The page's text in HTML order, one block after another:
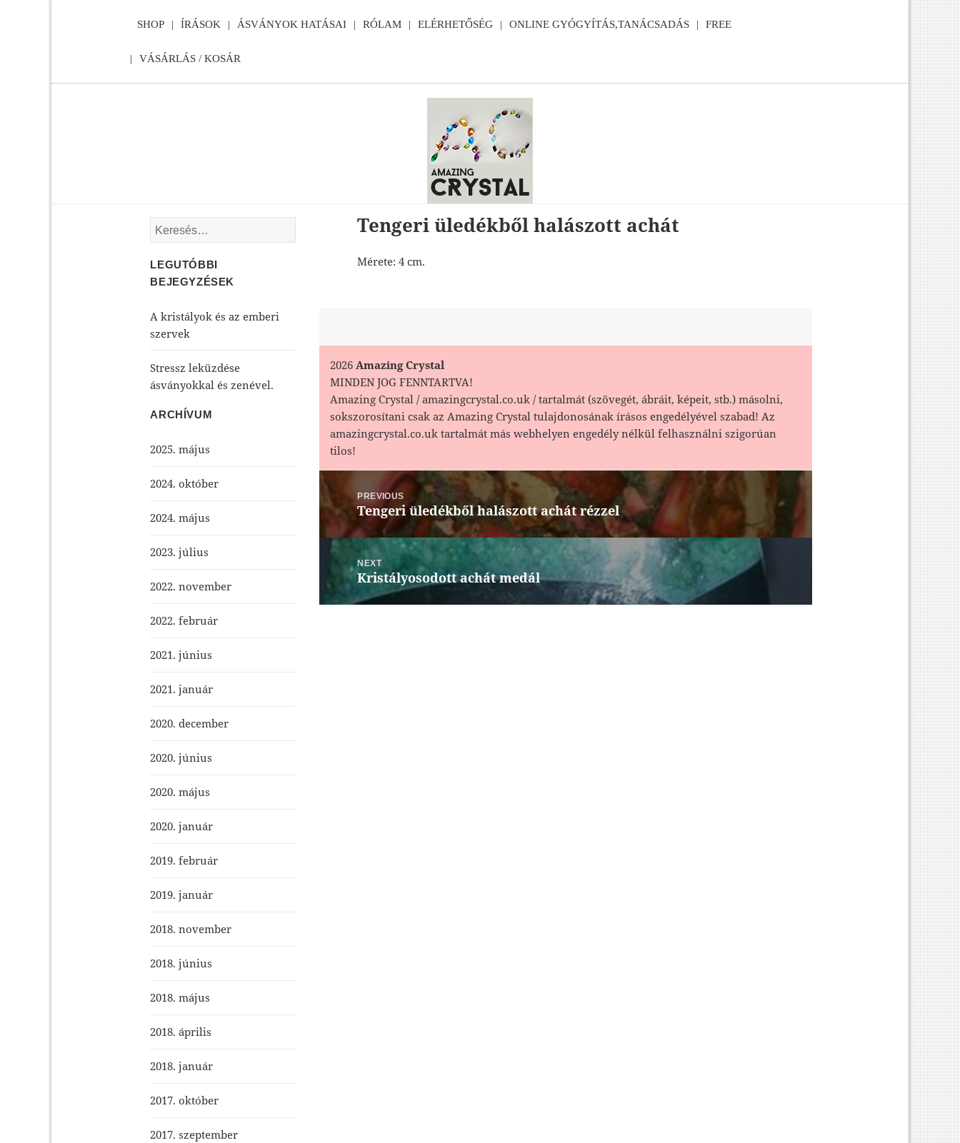
SHOP ÍRÁSOK ÁSVÁNYOK HATÁSAI RÓLAM ELÉRHETŐSÉG ONLINE GYÓGYÍTÁS,TANÁCSADÁS FREE
VÁSÁRLÁS / KOSÁR
Tengeri üledékből halászott achát
Mérete: 4 cm.
2026 Amazing Crystal
MINDEN JOG FENNTARTVA!
Amazing Crystal / amazingcrystal.co.uk / tartalmát (szövegét, ábráit, képeit, stb.) másolni,
sokszorosítani csak az Amazing Crystal tulajdonosának írásos engedélyével szabad! Az
amazingcrystal.co.uk tartalmát más webhelyen engedély nélkül felhasználni szigorúan
tilos!
Bejegyzés
navigációPREVIOUS
Previous
post:
Tengeri üledékből halászott achát rézzel
NEXT
Next
post:
Kristályosodott achát medál
Keresés:
LEGUTÓBBI
BEJEGYZÉSEK
A kristályok és az emberi
szervek
Stressz leküzdése
ásványokkal és zenével.
ARCHÍVUM
2025. május
2024. október
2024. május
2023. július
2022. november
2022. február
2021. június
2021. január
2020. december
2020. június
2020. május
2020. január
2019. február
2019. január
2018. november
2018. június
2018. május
2018. április
2018. január
2017. október
2017. szeptember